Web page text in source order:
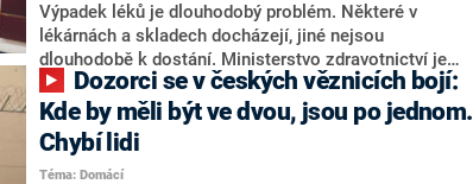
Výpadek léků je dlouhodobý problém. Některé v
lékárnách a skladech docházejí, jiné nejsou
dlouhodobě k dostání. Ministerstvo zdravotnictví je
prý na tuto situaci připraveno. Má se to týkat i
podzimu, kdy se tradičně očekává vlna respiračních
onemocnění. Lékárníci si ale stěžují, že léky nejsou
rovnoměrně distribuovány a bývají na příděl.
Kde by měli být ve dvou, jsou po jednom.
Chybí lidi
Téma: Domácí